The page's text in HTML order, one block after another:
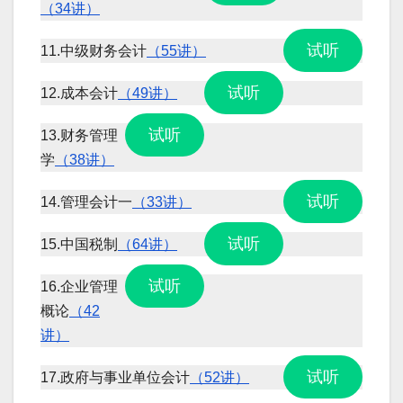
（34讲）
试听
11.中级财务会计 （55讲）
试听
12.成本会计 （49讲）
试听
13.财务管理
学 （38讲）
试听
14.管理会计一 （33讲）
试听
15.中国税制 （64讲）
试听
16.企业管理
概论 （42
讲）
试听
17.政府与事业单位会计 （52讲）